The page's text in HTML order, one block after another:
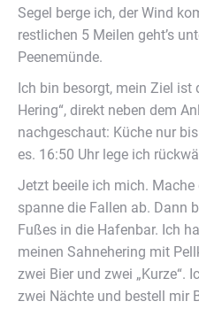
Segel berge ich, der Wind
restlichen 5 Meilen geht’s
Peenemünde.
Ich bin besorgt, mein Ziel ist
Hering“, direkt neben dem
nachgeschaut: Küche nur
es. 16:50 Uhr lege ich
Jetzt beeile ich mich.
spanne die Fallen ab. Dann
Fußes in die Hafenbar. Ich
meinen Sahnehering mit
zwei Bier und zwei „Kurze“.
zwei Nächte und bestell mir